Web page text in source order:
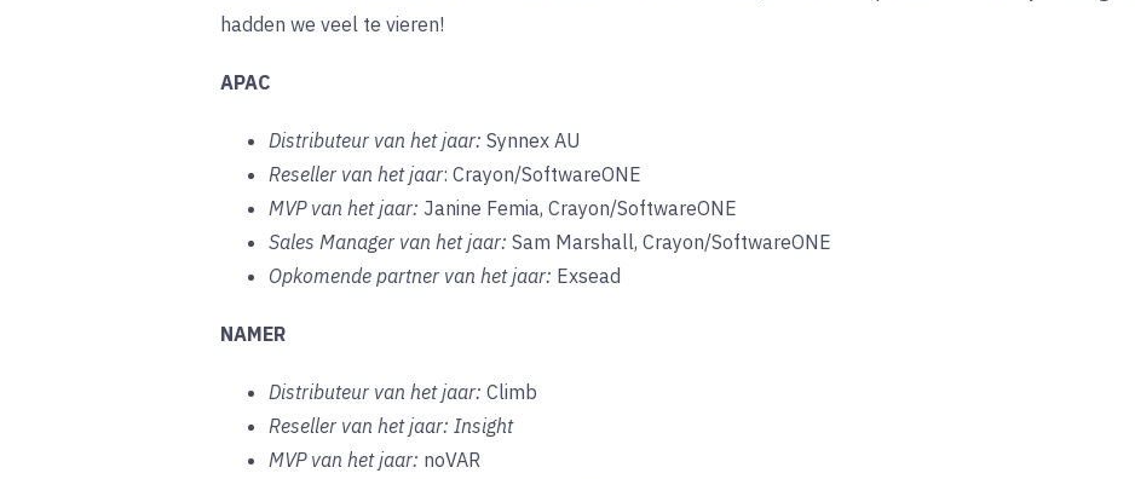
hadden we veel te vieren!
APAC
Distributeur van het jaar: Synnex AU
Reseller van het jaar: Crayon/SoftwareONE
MVP van het jaar: Janine Femia, Crayon/SoftwareONE
Sales Manager van het jaar: Sam Marshall, Crayon/SoftwareONE
Opkomende partner van het jaar: Exsead
NAMER
Distributeur van het jaar: Climb
Reseller van het jaar: Insight
MVP van het jaar: noVAR